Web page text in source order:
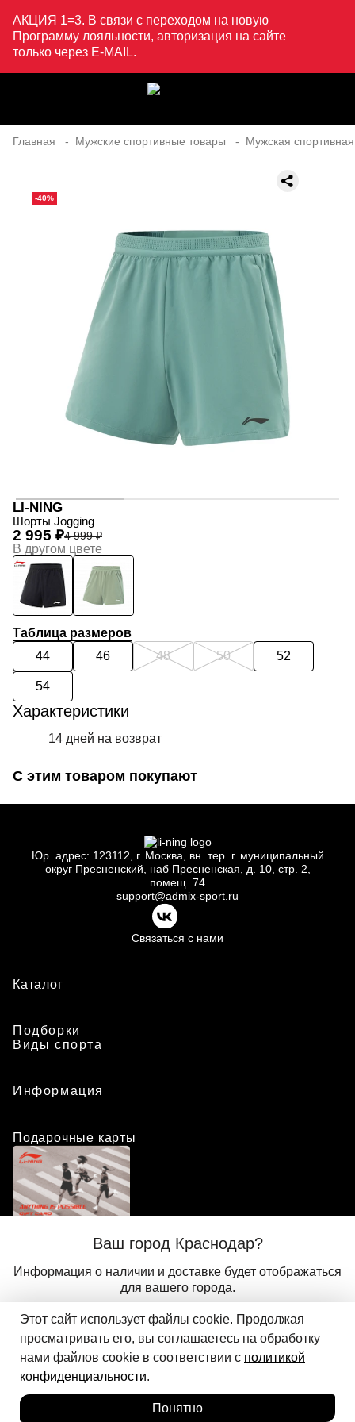
АКЦИЯ 1=3. В связи с переходом на новую
Программу лояльности, авторизация на сайте
только через E-MAIL.
Ваш город Краснодар?
Информация о наличии и доставке будет отображаться
для вашего города.
Корзина
Главная Мужские спортивные товары Мужская
-40%
LI-NING
Шорты Jogging
4 999 ₽
2 995 ₽
В другом цвете
Таблица размеров
44
46 48 50 52
54
Добавить в корзину
Характеристики
14 дней на возврат
С этим товаром покупают
Юр. адрес: 123112, г. Москва, вн. тер. г. муниципальный
округ Пресненский, наб Пресненская, д.
10, стр. 2,
помещ. 74
support@admix-sport.ru
Связаться с нами
Каталог
Подборки
Виды спорта
Информация
Подарочные карты
Положение о программе лояльности
© 2024 ООО «АДМИКС СПОРТ», официальный дистрибьютор
Li-Ning в России
Этот сайт использует файлы cookie. Продолжая
просматривать его, вы соглашаетесь на обработку
нами файлов cookie в соответствии с политикой
конфиденциальности.
Понятно